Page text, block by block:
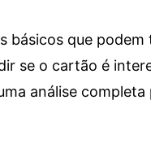
básicos que
se o cartão é
análise